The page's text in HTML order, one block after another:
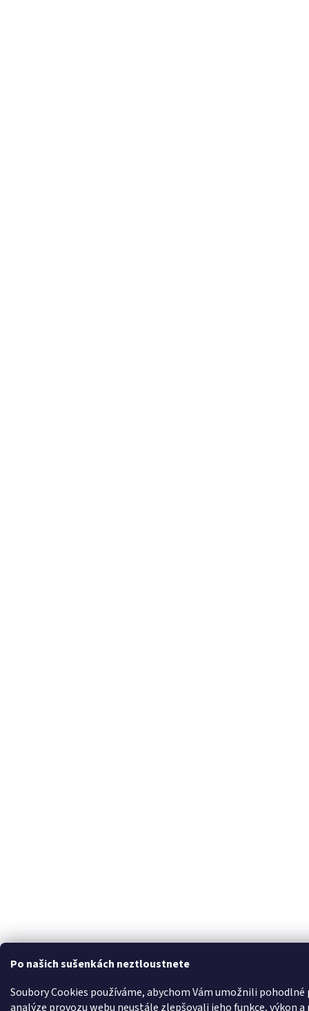
Po našich sušenkách neztloustnete
Soubory Cookies používáme, abychom Vám umožnili
analýze provozu webu neustále zlepšovali jeho funkce, výkon